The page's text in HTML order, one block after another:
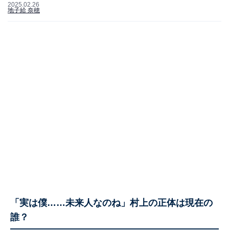
2025.02.26
地子給 奈穂
「実は僕……未来人なのね」村上の正体は現在の
誰？